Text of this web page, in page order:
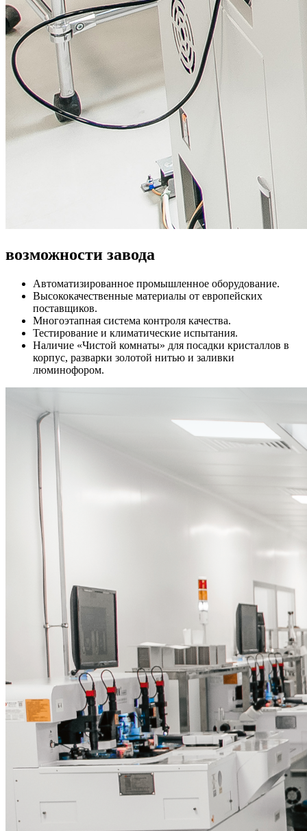
возможности завода
Автоматизированное промышленное оборудование.
Высококачественные материалы от европейских
поставщиков.
Многоэтапная система контроля качества.
Тестирование и климатические испытания.
Наличие «Чистой комнаты» для посадки кристаллов в
корпус, разварки золотой нитью и заливки
люминофором.